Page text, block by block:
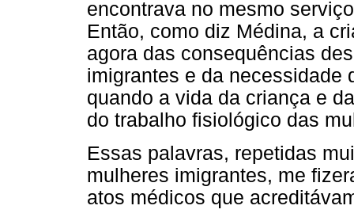
encontrava no mesmo
Então, como diz Médina, a
agora das consequências
imigrantes e da necessidade
quando a vida da criança e
do trabalho fisiológico das
Essas palavras, repetidas
mulheres imigrantes, me
atos médicos que